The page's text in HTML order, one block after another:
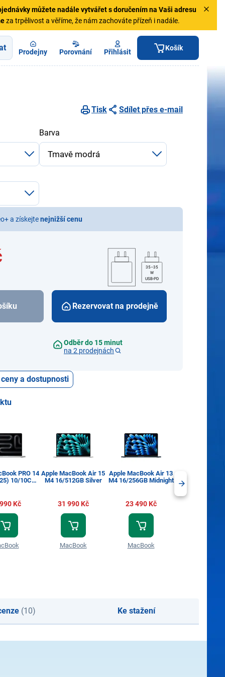
můžete nadále vytvářet s doručením na Vaši adresu
za trpělivost a věříme, že nám zachováte přízeň i nadále.
Prodejny Porovnání Přihlásit Košík
Tisk Sdílet přes e-mail
Barva
a získejtenejnižší cenu
35–35
W
USB-PD
Rezervovat na prodejně
Odběr do 15 minut
na 2 prodejnách
a dostupnosti
PRO 14
10/10C
Kč
Apple MacBook Air 15
M4 16/512GB Silver
31 990 Kč
MacBook
Apple MacBook Air 13
M4 16/256GB Midnight
23 490 Kč
MacBook
M4 16/256GB
(10) Ke stažení